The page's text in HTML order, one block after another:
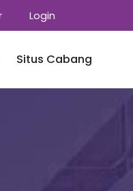
Login
Situs Cabang